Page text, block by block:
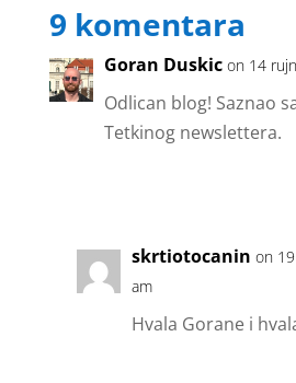
9 komentara
Goran Duskic on 14
Odlican blog! Saznao
Tetkinog newslettera.
skrtiotocanin on
am
Hvala Gorane i